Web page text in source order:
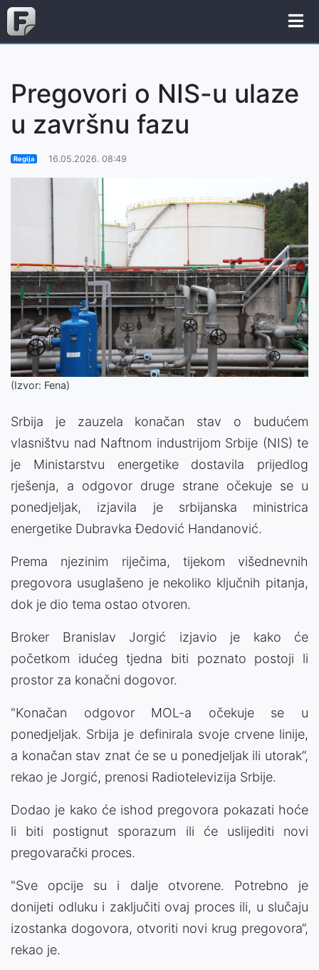
Pregovori o NIS-u ulaze
u završnu fazu
Regija 16.05.2026. 08:49
(Izvor: Fena)
Srbija je zauzela konačan stav o budućem
vlasništvu nad Naftnom industrijom Srbije (NIS) te
je Ministarstvu energetike dostavila prijedlog
rješenja, a odgovor druge strane očekuje se u
ponedjeljak, izjavila je srbijanska ministrica
energetike Dubravka Đedović Handanović.
Prema njezinim riječima, tijekom višednevnih
pregovora usuglašeno je nekoliko ključnih pitanja,
dok je dio tema ostao otvoren.
Broker Branislav Jorgić izjavio je kako će
početkom idućeg tjedna biti poznato postoji li
prostor za konačni dogovor.
"Konačan odgovor MOL-a očekuje se u
ponedjeljak. Srbija je definirala svoje crvene linije,
a konačan stav znat će se u ponedjeljak ili utorak“,
rekao je Jorgić, prenosi Radiotelevizija Srbije.
Dodao je kako će ishod pregovora pokazati hoće
li biti postignut sporazum ili će uslijediti novi
pregovarački proces.
"Sve opcije su i dalje otvorene. Potrebno je
donijeti odluku i zaključiti ovaj proces ili, u slučaju
izostanka dogovora, otvoriti novi krug pregovora“,
rekao je.